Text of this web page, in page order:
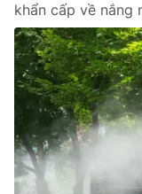
khẩn cấp về nắng